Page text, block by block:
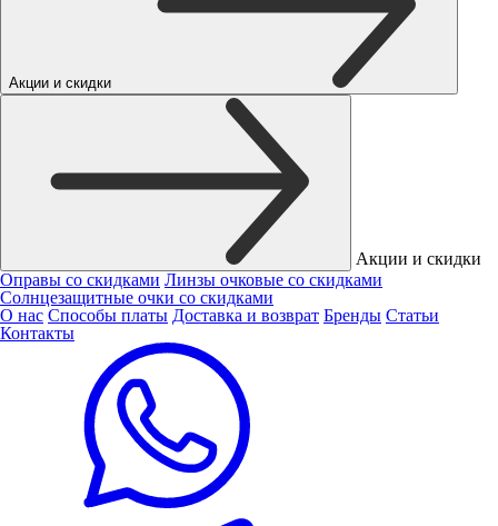
Акции и скидки
Акции и скидки
Оправы со скидками Линзы очковые со скидками
Солнцезащитные очки со скидками
О нас Способы платы Доставка и возврат Бренды Статьи
Контакты